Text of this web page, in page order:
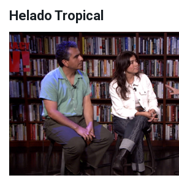
Helado Tropical